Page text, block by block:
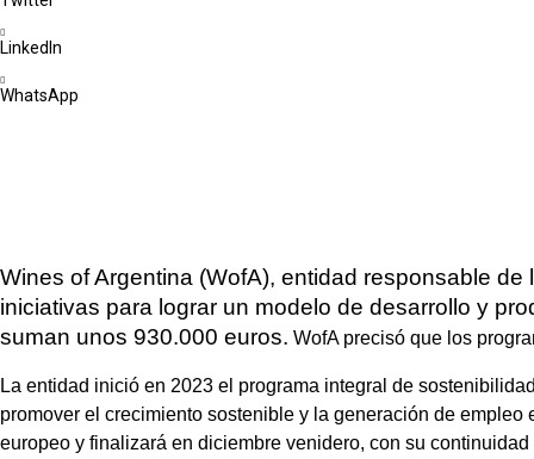
LinkedIn
WhatsApp
Wines of Argentina (WofA), entidad responsable
iniciativas para lograr un modelo de desarrollo y
suman unos 930.000 euros. WofA precisó que los
La entidad inició en 2023 el programa integral de
promover el crecimiento sostenible y la generación de
europeo y finalizará en diciembre venidero, con su